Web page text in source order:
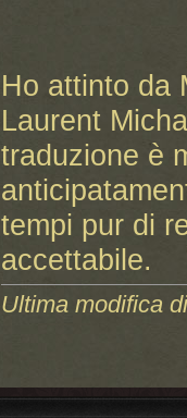
Ho attinto da
Laurent
traduzione è
tempi pur di
accettabile.
Ultima modifica